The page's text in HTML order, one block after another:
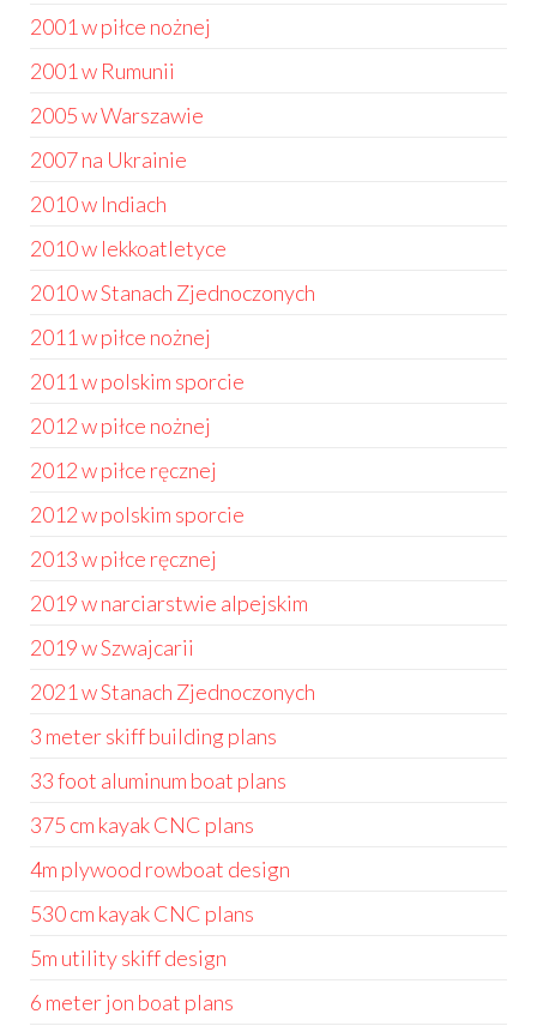
2001 w piłce nożnej
2001 w Rumunii
2005 w Warszawie
2007 na Ukrainie
2010 w Indiach
2010 w lekkoatletyce
2010 w Stanach Zjednoczonych
2011 w piłce nożnej
2011 w polskim sporcie
2012 w piłce nożnej
2012 w piłce ręcznej
2012 w polskim sporcie
2013 w piłce ręcznej
2019 w narciarstwie alpejskim
2019 w Szwajcarii
2021 w Stanach Zjednoczonych
3 meter skiff building plans
33 foot aluminum boat plans
375 cm kayak CNC plans
4m plywood rowboat design
530 cm kayak CNC plans
5m utility skiff design
6 meter jon boat plans